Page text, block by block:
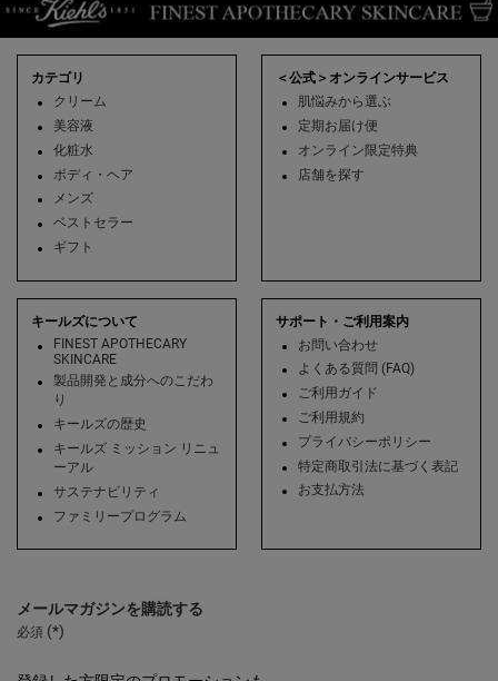
カテゴリ
クリーム
美容液
化粧水
ボディ・ヘア
メンズ
ベストセラー
ギフト
＜公式＞オンラインサービス
肌悩みから選ぶ
定期お届け便
オンライン限定特典
店舗を探す
キールズについて
FINEST APOTHECARY
SKINCARE
製品開発と成分へのこだわ
り
キールズの歴史
キールズ ミッション リニュ
ーアル
サステナビリティ
ファミリープログラム
サポート・ご利用案内
お問い合わせ
よくある質問 (FAQ)
ご利用ガイド
ご利用規約
プライバシーポリシー
特定商取引法に基づく表記
お支払方法
メールマガジンを購読する
必須 (*)